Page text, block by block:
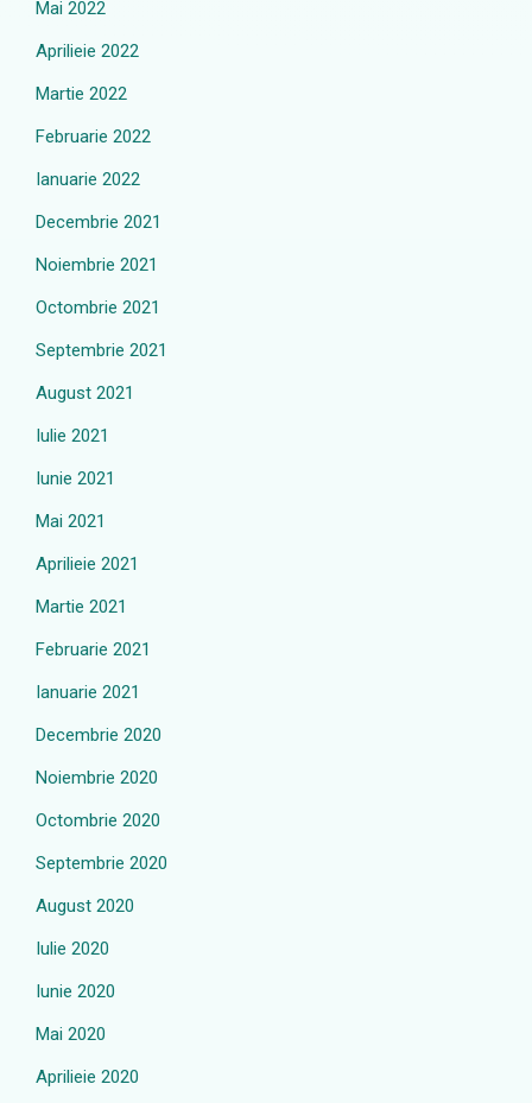
Mai 2022
Aprilieie 2022
Martie 2022
Februarie 2022
Ianuarie 2022
Decembrie 2021
Noiembrie 2021
Octombrie 2021
Septembrie 2021
August 2021
Iulie 2021
Iunie 2021
Mai 2021
Aprilieie 2021
Martie 2021
Februarie 2021
Ianuarie 2021
Decembrie 2020
Noiembrie 2020
Octombrie 2020
Septembrie 2020
August 2020
Iulie 2020
Iunie 2020
Mai 2020
Aprilieie 2020